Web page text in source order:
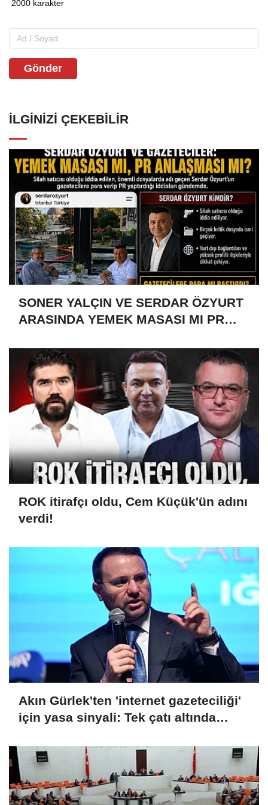
Gönder
İLGINIZI ÇEKEBILIR
SONER YALÇIN VE SERDAR ÖZYURT
ARASINDA YEMEK MASASI MI PR
ROK itirafçı oldu, Cem Küçük'ün adını
verdi!
Akın Gürlek'ten 'internet gazeteciliği'
için yasa sinyali: Tek çatı altında